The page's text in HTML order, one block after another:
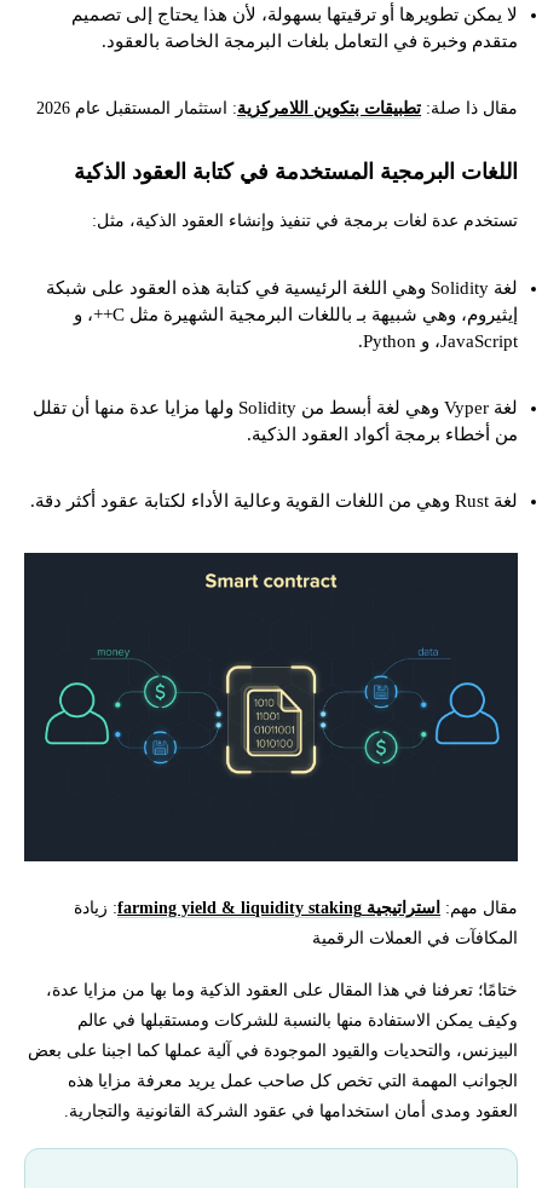
لا يمكن تطويرها أو ترقيتها بسهولة، لأن هذا يحتاج إلى تصميم
متقدم وخبرة في التعامل بلغات البرمجة الخاصة بالعقود.
مقال ذا صلة: تطبيقات بتكوين اللامركزية: استثمار المستقبل عام 2026
اللغات البرمجية المستخدمة في كتابة العقود الذكية
تستخدم عدة لغات برمجة في تنفيذ وإنشاء العقود الذكية، مثل:
لغة Solidity وهي اللغة الرئيسية في كتابة هذه العقود على شبكة
إيثيروم، وهي شبيهة بـ باللغات البرمجية الشهيرة مثل C++، و
JavaScript، و Python.
لغة Vyper وهي لغة أبسط من Solidity ولها مزايا عدة منها أن تقلل
من أخطاء برمجة أكواد العقود الذكية.
لغة Rust وهي من اللغات القوية وعالية الأداء لكتابة عقود أكثر دقة.
مقال مهم: استراتيجية farming yield & liquidity staking
: زيادة
المكافآت في العملات الرقمية
ختامًا؛ تعرفنا في هذا المقال على العقود الذكية وما بها من مزايا عدة،
وكيف يمكن الاستفادة منها بالنسبة للشركات ومستقبلها في عالم
البيزنس، والتحديات والقيود الموجودة في آلية عملها كما اجبنا على بعض
الجوانب المهمة التي تخص كل صاحب عمل يريد معرفة مزايا هذه
العقود ومدى أمان استخدامها في عقود الشركة القانونية والتجارية.